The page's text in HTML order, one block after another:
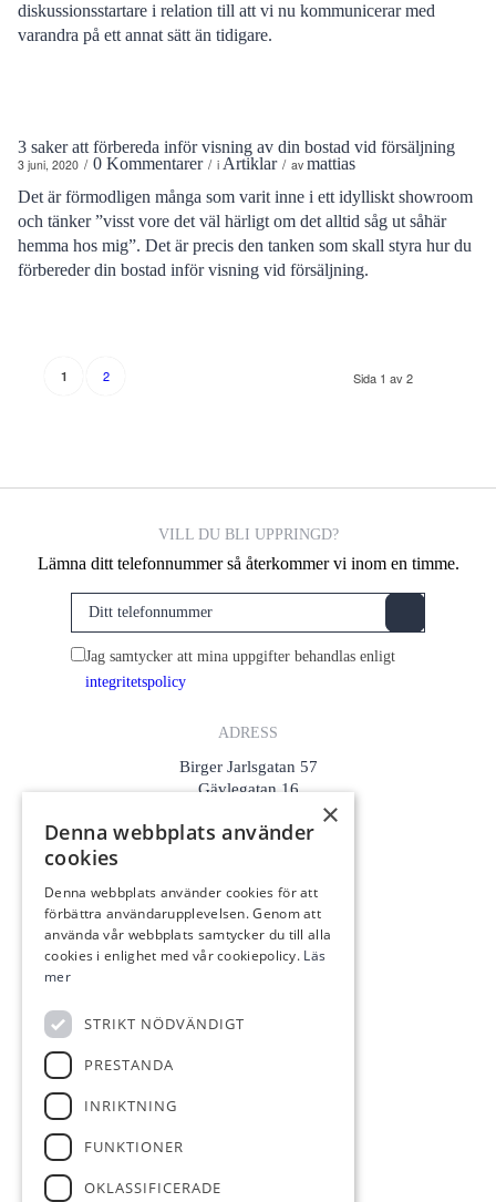
diskussionsstartare i relation till att vi nu kommunicerar med
varandra på ett annat sätt än tidigare.
3 saker att förbereda inför visning av din bostad vid försäljning
3 juni, 2020 / 0 Kommentarer / i Artiklar / av mattias
Det är förmodligen många som varit inne i ett idylliskt showroom
och tänker ”visst vore det väl härligt om det alltid såg ut såhär
hemma hos mig”. Det är precis den tanken som skall styra hur du
förbereder din bostad inför visning vid försäljning.
Sida 1 av 2
1 2
VILL DU BLI UPPRINGD?
Lämna ditt telefonnummer så återkommer vi inom en timme.
Jag samtycker att mina uppgifter behandlas enligt
integritetspolicy
ADRESS
Birger Jarlsgatan 57
Gävlegatan 16
info@lagerlofs.com
08-425 056 01
×
Denna webbplats använder
cookies
Denna webbplats använder cookies för att
förbättra användarupplevelsen. Genom att
använda vår webbplats samtycker du till alla
cookies i enlighet med vår cookiepolicy. Läs
mer
STRIKT NÖDVÄNDIGT
PRESTANDA
INRIKTNING
FUNKTIONER
OKLASSIFICERADE